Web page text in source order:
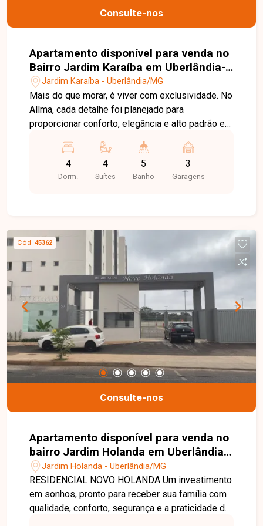
Consulte-nos
Apartamento disponível para venda no
Bairro Jardim Karaíba em Uberlândia-
MGJardim Karaíba - Uberlândia/MG
Mais do que morar, é viver com exclusividade. No
Allma, cada detalhe foi planejado para
proporcionar conforto, elegância e alto padrão em
qualidade de vida com estilo. Apartamentos de 3
a 5 suítes, com plantas amplas de 170 m² a 349
m², entregues com acabamento premium, em uma
4
Dorm.
4
Suítes
5
Banho
3
Garagens
Cód. 45362
Consulte-nos
Apartamento disponível para venda no
bairro Jardim Holanda em Uberlândia-
MGJardim Holanda - Uberlândia/MG
RESIDENCIAL NOVO HOLANDA Um investimento
em sonhos, pronto para receber sua família com
qualidade, conforto, segurança e a praticidade de